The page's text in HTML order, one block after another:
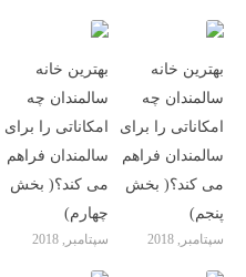
بهترین خانه
سالمندان چه
امکاناتی را برای
سالمندان فراهم
می کند؟( بخش
چهارم)
سپتامبر, 2018
بهترین خانه
سالمندان چه
امکاناتی را برای
سالمندان فراهم
می کند؟( بخش
پنجم)
سپتامبر, 2018